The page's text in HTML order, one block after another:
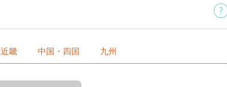
近畿 中国・四国 九州